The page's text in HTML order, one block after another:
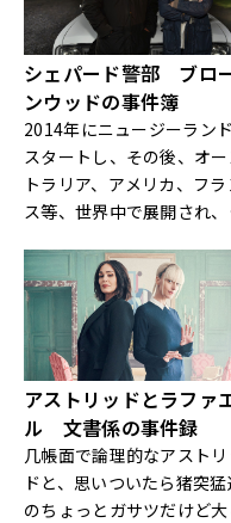
シェパード警部 ブロ
ンウッドの事件簿
2014年にニュージーラン
スタートし、その後、オー
トラリア、アメリカ、フラ
ス等、世界中で展開され
か、各国のアワードを賑わ
ている、“ニュージーラン
バーナビー警部”とも称され
話題のミステリー！
アストリッドとラファ
ル 文書係の事件録
几帳面で論理的なアストリ
ドと、思いついたら猪突猛
のちょっとガサツだけど大